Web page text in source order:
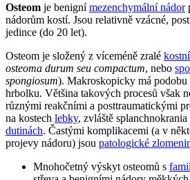
Osteom je benignímezenchymální nádor
nádorům kostí. Jsou relativně vzácné,
jedince (do 20 let).
Osteom je složený z víceméně zralé
osteoma durum seu compactum, nebo
spongiosum). Makroskopicky má podobu
hrbolku. Většina takových procesů však
různými reakčními a posttraumatickými
na kostech lebky, zvláště splanchnokrania
dutinách. Častými komplikacemi (a v
projevy nádoru) jsou patologické
Mnohočetný výskyt osteomů s